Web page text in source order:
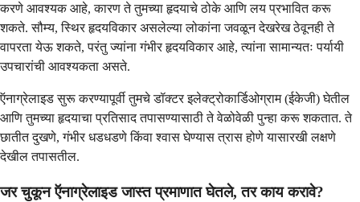
करणे आवश्यक आहे, कारण ते तुमच्या हृदयाचे ठोके आणि लय प्रभावित करू
शकते. सौम्य, स्थिर हृदयविकार असलेल्या लोकांना जवळून देखरेख ठेवूनही ते
वापरता येऊ शकते, परंतु ज्यांना गंभीर हृदयविकार आहे, त्यांना सामान्यतः पर्यायी
उपचारांची आवश्यकता असते.
ऍनाग्रेलाइड सुरू करण्यापूर्वी तुमचे डॉक्टर इलेक्ट्रोकार्डिओग्राम (ईकेजी) घेतील
आणि तुमच्या हृदयाचा प्रतिसाद तपासण्यासाठी ते वेळोवेळी पुन्हा करू शकतात. ते
छातीत दुखणे, गंभीर धडधडणे किंवा श्वास घेण्यास त्रास होणे यासारखी लक्षणे
देखील तपासतील.
जर चुकून ऍनाग्रेलाइड जास्त प्रमाणात घेतले, तर काय करावे?